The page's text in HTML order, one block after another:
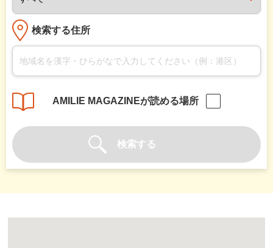
検索する住所
AMILIE MAGAZINEが読める場所